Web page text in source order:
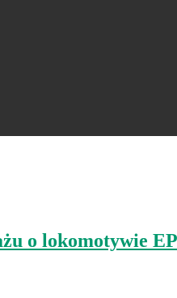
o lokomotywie